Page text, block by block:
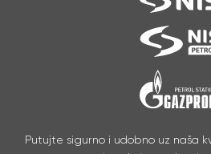
Putujte sigurno i udobno uz naša